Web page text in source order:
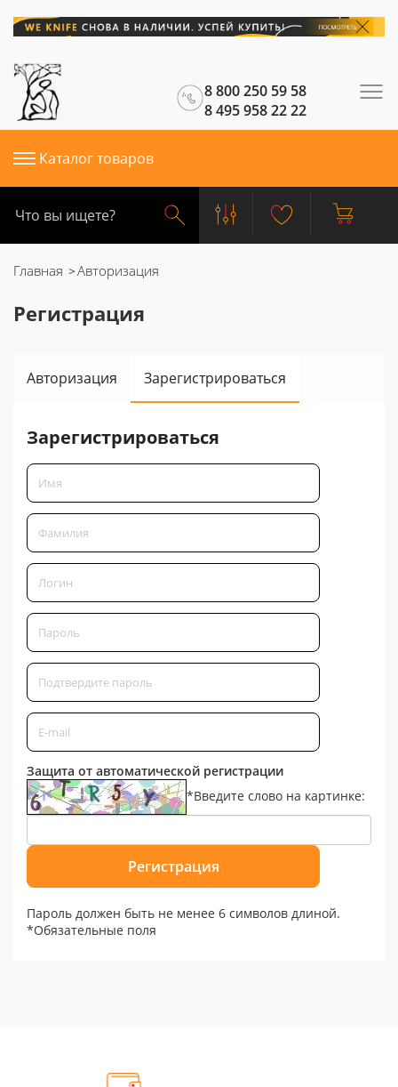
8 800 250 59 58
8 495 958 22 22
Каталог товаров
Главная Авторизация
Регистрация
Авторизация Зарегистрироваться
Зарегистрироваться
Защита от автоматической регистрации
*Введите слово на картинке:
Пароль должен быть не менее 6 символов длиной.
*Обязательные поля